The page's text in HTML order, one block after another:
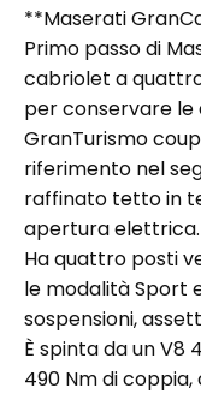
**Maserati
Primo passo di
cabriolet a
per conservare le
GranTurismo
riferimento nel
raffinato tetto in
apertura elettrica.
Ha quattro posti
le modalità Sport
sospensioni,
È spinta da un V8
490 Nm di